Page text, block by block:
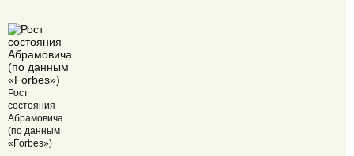
Рост
состояния
Абрамовича
(по данным
«Forbes»)